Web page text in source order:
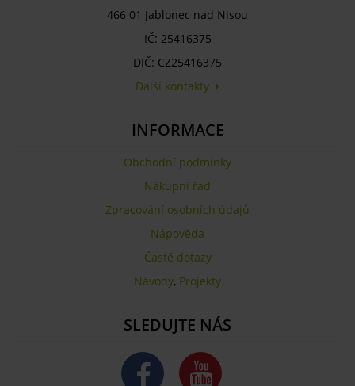
466 01 Jablonec nad Nisou
IČ: 25416375
DIČ: CZ25416375
Další kontakty
INFORMACE
Obchodní podmínky
Nákupní řád
Zpracování osobních údajů
Nápověda
Časté dotazy
Návody, Projekty
SLEDUJTE NÁS